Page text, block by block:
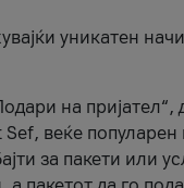
уникатен
на пријател“,
веќе популарен
за пакети или